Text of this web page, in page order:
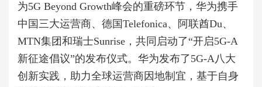
为5G Beyond Growth峰会的重磅环节，华为携手
中国三大运营商、德国Telefonica、阿联酋Du、
MTN集团和瑞士Sunrise，共同启动了“开启5G-A
新征途倡议”的发布仪式。华为发布了5G-A八大
创新实践，助力全球运营商因地制宜，基于自身